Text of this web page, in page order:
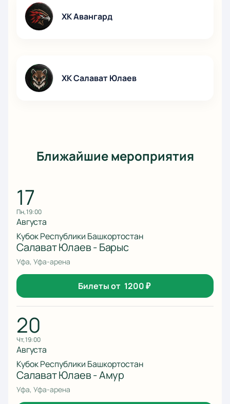
ХК Авангард
ХК Салават Юлаев
Ближайшие мероприятия
17
пн, 19:00
Августа
Кубок Республики Башкортостан
Салават Юлаев - Барыс
Уфа, Уфа-арена
Билеты от 1200₽
20
чт, 19:00
Августа
Кубок Республики Башкортостан
Салават Юлаев - Амур
Уфа, Уфа-арена